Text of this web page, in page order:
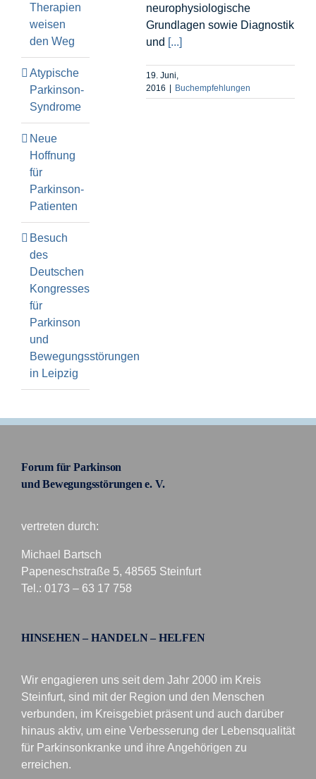
neurophysiologische
Grundlagen sowie Diagnostik
und [...]
19. Juni,
2016 | Buchempfehlungen
Therapien
weisen
den Weg
Atypische
Parkinson-
Syndrome
Neue
Hoffnung
für
Parkinson-
Patienten
Besuch
des
Deutschen
Kongresses
für
Parkinson
und
Bewegungsstörungen
in Leipzig
Forum für Parkinson
und Bewegungsstörungen e. V.
vertreten durch:
Michael Bartsch
Papeneschstraße 5, 48565 Steinfurt
Tel.: 0173 – 63 17 758
HINSEHEN – HANDELN – HELFEN
Wir engagieren uns seit dem Jahr 2000 im Kreis
Steinfurt, sind mit der Region und den Menschen
verbunden, im Kreisgebiet präsent und auch darüber
hinaus aktiv, um eine Verbesserung der Lebensqualität
für Parkinsonkranke und ihre Angehörigen zu
erreichen.